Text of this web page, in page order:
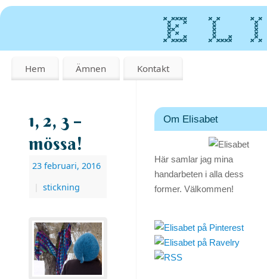
Hem Ämnen Kontakt
1, 2, 3 –
mössa!
23 februari, 2016
stickning
Om Elisabet
Här samlar jag mina
handarbeten i alla dess
former. Välkommen!